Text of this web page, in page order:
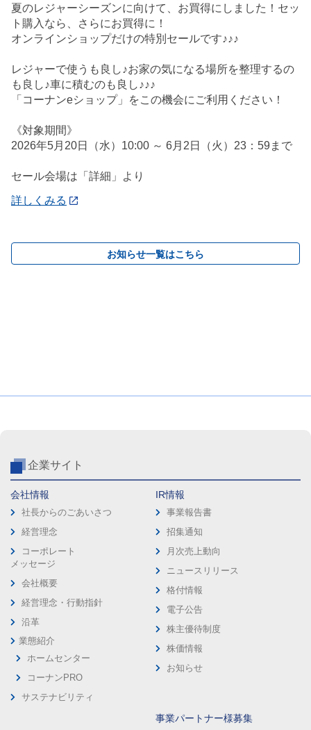
夏のレジャーシーズンに向けて、お買得にしました！セッ
ト購入なら、さらにお買得に！
オンラインショップだけの特別セールです♪♪♪
レジャーで使うも良し♪お家の気になる場所を整理するの
も良し♪車に積むのも良し♪♪♪
「コーナンeショップ」をこの機会にご利用ください！
《対象期間》
2026年5月20日（水）10:00 ～ 6月2日（火）23：59まで
セール会場は「詳細」より
詳しくみる
お知らせ一覧はこちら
企業サイト
会社情報
社長からのごあいさつ
経営理念
コーポレート
メッセージ
会社概要
経営理念・行動指針
沿革
業態紹介
ホームセンター
コーナンPRO
サステナビリティ
IR情報
事業報告書
招集通知
月次売上動向
ニュースリリース
格付情報
電子公告
株主優待制度
株価情報
お知らせ
事業パートナー様募集